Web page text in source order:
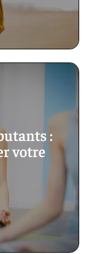
:
votre